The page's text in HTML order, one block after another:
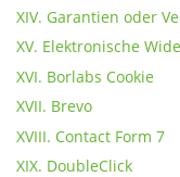
XIV. Garantien oder
XV. Elektronische
XVI. Borlabs Cookie
XVII. Brevo
XVIII. Contact Form 7
XIX. DoubleClick